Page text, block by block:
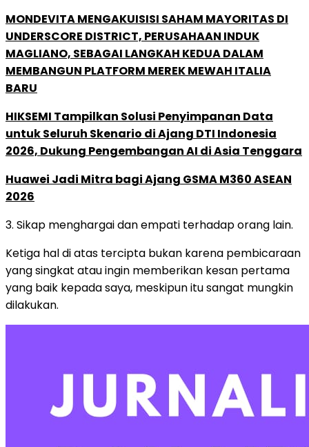
MONDEVITA MENGAKUISISI SAHAM MAYORITAS DI
UNDERSCORE DISTRICT, PERUSAHAAN INDUK
MAGLIANO, SEBAGAI LANGKAH KEDUA DALAM
MEMBANGUN PLATFORM MEREK MEWAH ITALIA
BARU
HIKSEMI Tampilkan Solusi Penyimpanan Data
untuk Seluruh Skenario di Ajang DTI Indonesia
2026, Dukung Pengembangan AI di Asia Tenggara
Huawei Jadi Mitra bagi Ajang GSMA M360 ASEAN
2026
3. Sikap menghargai dan empati terhadap orang lain.
Ketiga hal di atas tercipta bukan karena pembicaraan
yang singkat atau ingin memberikan kesan pertama
yang baik kepada saya, meskipun itu sangat mungkin
dilakukan.